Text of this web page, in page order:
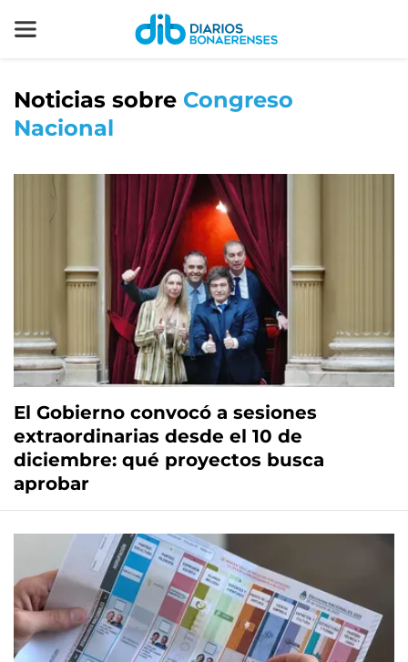
Noticias sobre Congreso
Nacional
El Gobierno convocó a sesiones
extraordinarias desde el 10 de
diciembre: qué proyectos busca
aprobar